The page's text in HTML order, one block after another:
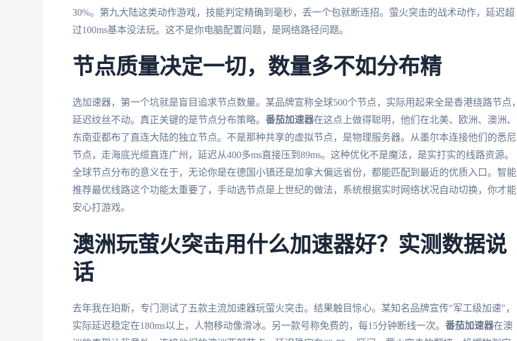
30%。第九大陆这类动作游戏，技能判定精确到毫秒，丢一个包就断连招。萤火突击的战术动作，延迟超
过100ms基本没法玩。这不是你电脑配置问题，是网络路径问题。
节点质量决定一切，数量多不如分布精
选加速器，第一个坑就是盲目追求节点数量。某品牌宣称全球500个节点，实际用起来全是香港绕路节点，
延迟纹丝不动。真正关键的是节点分布策略。 番茄加速器在这点上做得聪明，他们在北美、欧洲、澳洲、
东南亚都布了直连大陆的独立节点。不是那种共享的虚拟节点，是物理服务器。从墨尔本连接他们的悉尼
节点，走海底光缆直连广州，延迟从400多ms直接压到89ms。这种优化不是魔法，是实打实的线路资源。
全球节点分布的意义在于，无论你是在德国小镇还是加拿大偏远省份，都能匹配到最近的优质入口。智能
推荐最优线路这个功能太重要了，手动选节点是上世纪的做法，系统根据实时网络状况自动切换，你才能
安心打游戏。
澳洲玩萤火突击用什么加速器好？实测数据说
话
去年我在珀斯，专门测试了五款主流加速器玩萤火突击。结果触目惊心。某知名品牌宣传"军工级加速"，
实际延迟稳定在180ms以上，人物移动像滑冰。另一款号称免费的，每15分钟断线一次。 番茄加速器在澳